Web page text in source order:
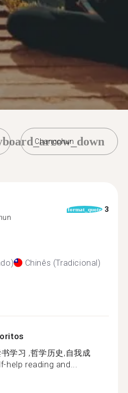
Changchun
format_quote 3
Chinês (Tradicional)
学习 ,哲学历史,自我成
help reading and...